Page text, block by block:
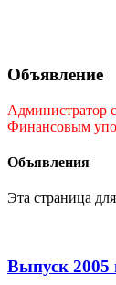
Объявление
Администратор
Финансовым
Объявления
Эта страница
Выпуск 2005